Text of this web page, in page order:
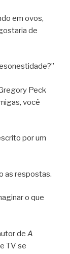
em ovos,
de
Peck
você
por um
as respostas.
o que
de A
TV se